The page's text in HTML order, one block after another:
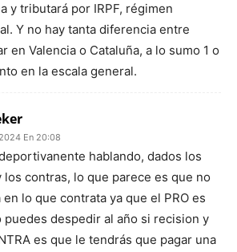
y tributará por IRPF, régimen
Y no hay tanta diferencia entre
en Valencia o Cataluña, a lo sumo 1 o
en la escala general.
En 20:08
hablando, dados los
los contras, lo que parece es que no
en lo que contrata ya que el PRO es
puedes despedir al año si recision y
es que le tendrás que pagar una